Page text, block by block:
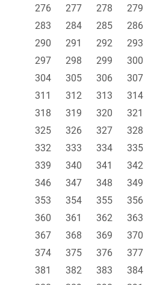
276
277 278 279
283
284 285 286
290
291 292 293
297
298 299 300
304
305 306 307
311
312 313 314
318
319 320 321
325
326 327 328
332
333 334 335
339
340 341 342
346
347 348 349
353
354 355 356
360
361 362 363
367
368 369 370
374
375 376 377
381
382 383 384